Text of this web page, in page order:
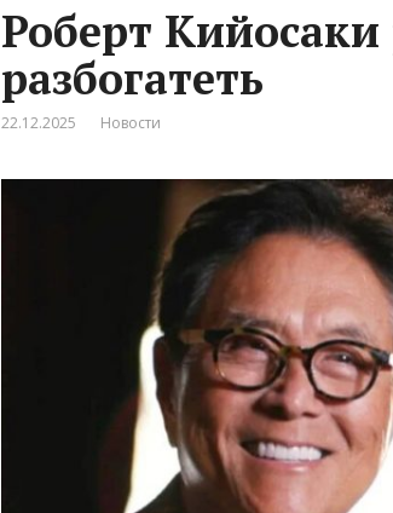
Роберт Кийосаки
разбогатеть
22.12.2025 Новости